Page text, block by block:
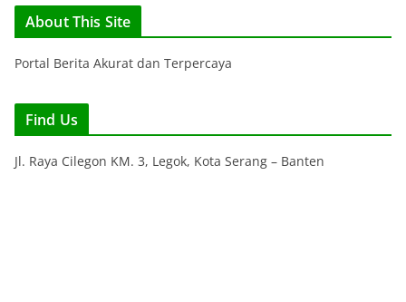
About This Site
Portal Berita Akurat dan Terpercaya
Find Us
Jl. Raya Cilegon KM. 3, Legok, Kota Serang – Banten